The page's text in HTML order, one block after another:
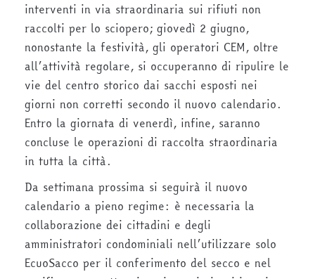
interventi in via straordinaria sui rifiuti non
raccolti per lo sciopero; giovedì 2 giugno,
nonostante la festività, gli operatori CEM, oltre
all’attività regolare, si occuperanno di ripulire le
vie del centro storico dai sacchi esposti nei
giorni non corretti secondo il nuovo calendario.
Entro la giornata di venerdì, infine, saranno
concluse le operazioni di raccolta straordinaria
in tutta la città.
Da settimana prossima si seguirà il nuovo
calendario a pieno regime: è necessaria la
collaborazione dei cittadini e degli
amministratori condominiali nell’utilizzare solo
EcuoSacco per il conferimento del secco e nel